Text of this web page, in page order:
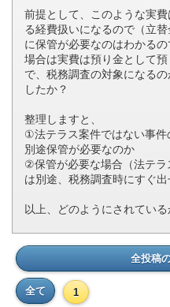
前提として、このような実
る経費扱いになるので（立
に保管が必要なのはわかる
場合は実費は預り金として
で、税務調査の対象になる
したか？
整理しますと、
①法テラス案件ではない事件
別途保管が必要なのか
②保管が必要な場合（法テラ
は別途、税務調査時にすぐ
以上、どのようにされている
全投稿
全て 1